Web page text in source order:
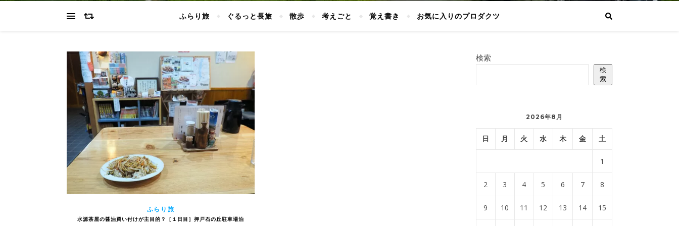
ふらり旅 ぐるっと長旅 散歩 考えごと 覚え書き お気に入りのプロダクツ
ふらり旅
水源茶屋の醤油買い付けが主目的？［１日目］押戸石の丘駐車場泊
検索
検
索
2026年8月
日 月 火 水 木 金 土
1
2 3 4 5 6 7 8
9 10 11 12 13 14 15